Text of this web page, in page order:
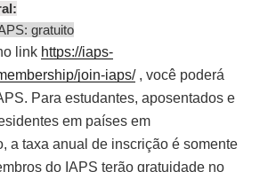
gratuito
link https://iaps-
join-iaps/ , você poderá
Para estudantes, aposentados e
em países em
a taxa anual de inscrição é somente
do IAPS terão gratuidade no